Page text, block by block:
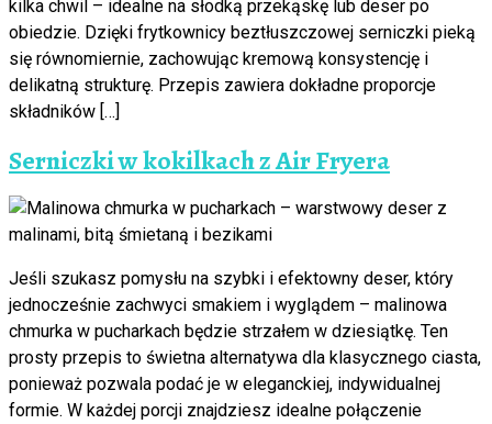
kilka chwil – idealne na słodką przekąskę lub deser po
obiedzie. Dzięki frytkownicy beztłuszczowej serniczki pieką
się równomiernie, zachowując kremową konsystencję i
delikatną strukturę. Przepis zawiera dokładne proporcje
składników […]
Serniczki w kokilkach z Air Fryera
Jeśli szukasz pomysłu na szybki i efektowny deser, który
jednocześnie zachwyci smakiem i wyglądem – malinowa
chmurka w pucharkach będzie strzałem w dziesiątkę. Ten
prosty przepis to świetna alternatywa dla klasycznego ciasta,
ponieważ pozwala podać je w eleganckiej, indywidualnej
formie. W każdej porcji znajdziesz idealne połączenie